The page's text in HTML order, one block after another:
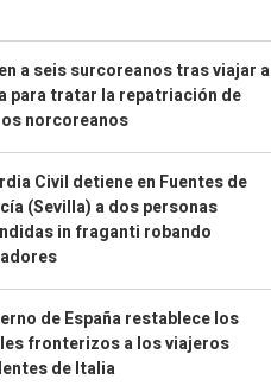
a seis surcoreanos tras viajar a
para tratar la repatriación de
norcoreanos
Civil detiene en Fuentes de
(Sevilla) a dos personas
in fraganti robando
de España restablece los
fronterizos a los viajeros
de Italia